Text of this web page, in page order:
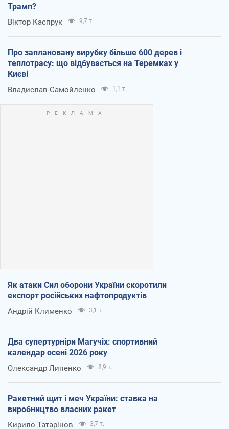
Трамп?
Віктор Каспрук 9,7 т.
Про заплановану вирубку більше 600 дерев і
теплотрасу: що відбувається на Теремках у
Києві
Владислав Самойленко 1,1 т.
Як атаки Сил оборони України скоротили
експорт російських нафтопродуктів
Андрій Клименко 3,1 т.
Два супертурніри Магучіх: спортивний
календар осені 2026 року
Олександр Липенко 8,9 т.
Ракетний щит і меч України: ставка на
виробництво власних ракет
Кирило Татарінов 3,7 т.